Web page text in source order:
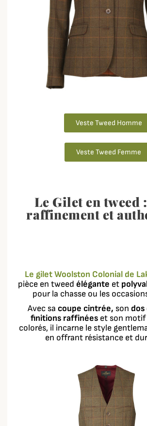
Veste Tweed Homme
Veste Tweed Femme
Le Gilet en tweed
raffinement et
Le gilet Woolston Colonial de
pièce en tweed élégante et
pour la chasse ou les
Avec sa coupe cintrée, son dos
finitions raffinées et son motif
colorés, il incarne le style
en offrant résistance et